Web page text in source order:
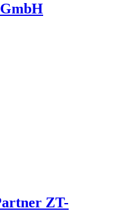
ZT-